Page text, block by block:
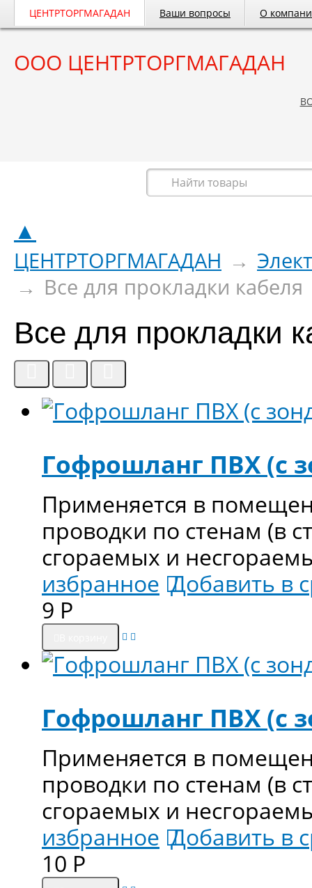
ЦЕНТРТОРГМАГАДАН Ваши вопросы О
ООО ЦЕНТРТОРГМАГАДАН
▲
ЦЕНТРТОРГМАГАДАН →
→ Все для прокладки кабеля
Все для прокладки
Гофрошланг ПВХ (с
Применяется в
проводки по стенам (в
сгораемых и
избранное Добавить в
9 Р
Гофрошланг ПВХ (с
Применяется в
проводки по стенам (в
сгораемых и
избранное Добавить в
10 Р